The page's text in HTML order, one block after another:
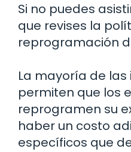
Si no puedes
que revises la
reprogramación
La mayoría de las
permiten que los
reprogramen su
haber un costo
específicos que